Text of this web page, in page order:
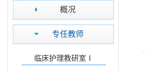
概况
专任教师
临床护理教研室Ⅰ